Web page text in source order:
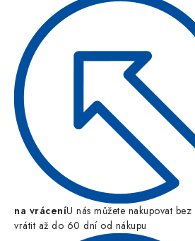
na vráceníU nás můžete nakupovat
vrátit až do 60 dní od nákupu